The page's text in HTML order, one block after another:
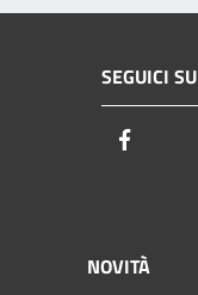
SEGUICI SU
NOVITÀ